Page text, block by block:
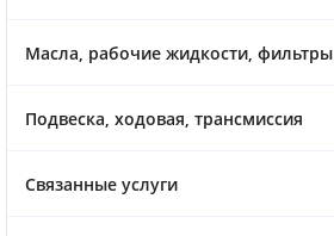
Масла, рабочие жидкости, фильтры
Подвеска, ходовая, трансмиссия
Связанные услуги